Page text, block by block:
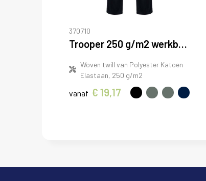
370710
Trooper 250 g/m2 werkbroek
Woven twill van Polyester Katoen
Elastaan, 250 g/m2
vanaf € 19,17